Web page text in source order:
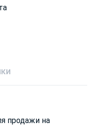
продажи на